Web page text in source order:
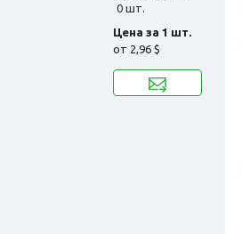
0 шт.
Цена за 1 шт.
от 2,96 $